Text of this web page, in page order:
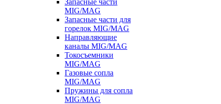
Запасные части
MIG/MAG
Запасные части для
горелок MIG/MAG
Направляющие
каналы MIG/MAG
Токосъемники
MIG/MAG
Газовые сопла
MIG/MAG
Пружины для сопла
MIG/MAG